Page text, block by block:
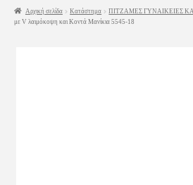
Αρχική σελίδα Κατάστημα ΠΙΤΖΑΜΕΣ ΓΥΝΑΙΚΕΙΕΣ
με V λαιμόκοψη και Κοντά Μανίκια 5545-18